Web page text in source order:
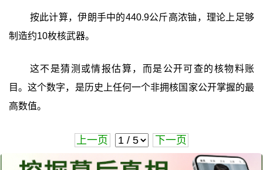
按此计算，伊朗手中的440.9公斤高浓铀，理论上足够
制造约10枚核武器。
这不是猜测或情报估算，而是公开可查的核物料账
目。这个数字，是历史上任何一个非拥核国家公开掌握的最
高数值。
上一页 下一页